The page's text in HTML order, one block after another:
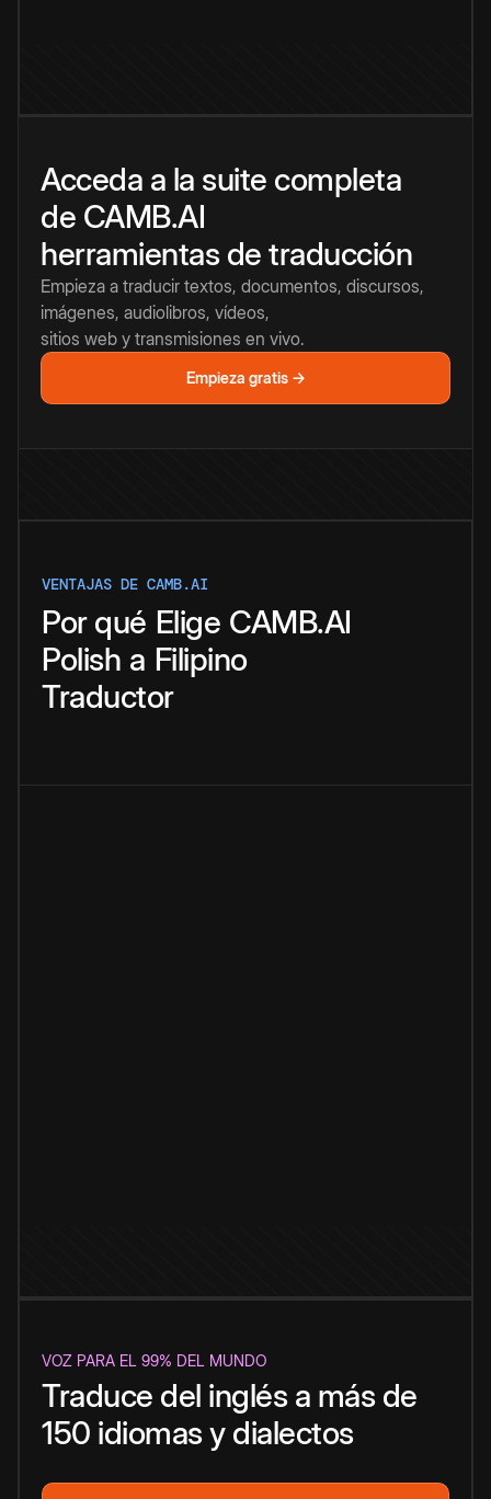
Acceda a la suite completa
de CAMB.AI
herramientas de traducción
Empieza a traducir textos, documentos, discursos,
imágenes, audiolibros, vídeos,
sitios web y transmisiones en vivo.
Empieza gratis →
VENTAJAS DE CAMB.AI
Por qué Elige CAMB.AI
Polish a Filipino
Traductor
VOZ PARA EL 99% DEL MUNDO
Traduce del inglés a más de
150 idiomas y dialectos